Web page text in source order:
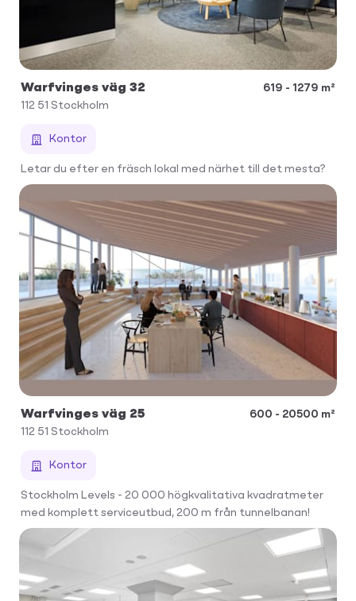
Warfvinges väg 32
619 - 1279 m²
112 51 Stockholm
Kontor
Letar du efter en fräsch lokal med närhet till det mesta?
Warfvinges väg 25
600 - 20500 m²
112 51 Stockholm
Kontor
Stockholm Levels - 20 000 högkvalitativa kvadratmeter
med komplett serviceutbud, 200 m från tunnelbanan!